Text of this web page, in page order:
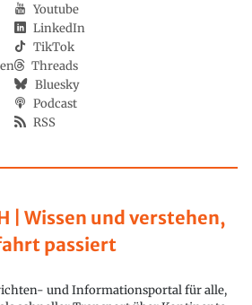
| Wissen und verstehen,
passiert
und Informationsportal für alle,
Youtube
LinkedIn
TikTok
Threads
Bluesky
Podcast
RSS